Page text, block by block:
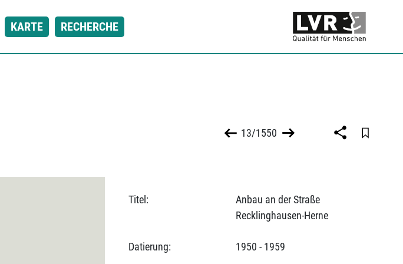
KARTE RECHERCHE
13/1550
Titel:
Anbau an der Straße
Recklinghausen-Herne
Datierung: 1950 - 1959